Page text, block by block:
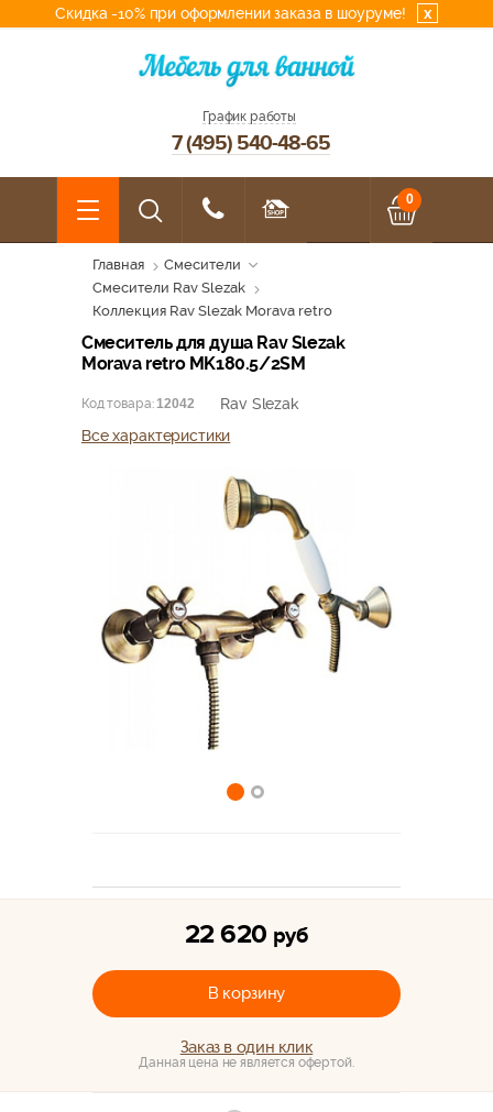
Скидка -10% при оформлении заказа в шоуруме! x
График работы
7 (495) 540-48-65
0
Главная
Смесители
Смесители Rav Slezak
Коллекция Rav Slezak Morava retro
Смеситель для душа Rav Slezak
Morava retro MK180.5/2SM
Код товара: 12042
Rav Slezak
Все характеристики
22 620 руб
В корзину
Заказ в один клик
Данная цена не является офертой.